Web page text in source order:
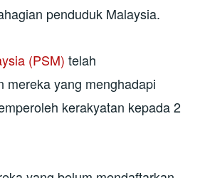
penduduk Malaysia.
(PSM) telah
mereka yang menghadapi
kerakyatan kepada 2